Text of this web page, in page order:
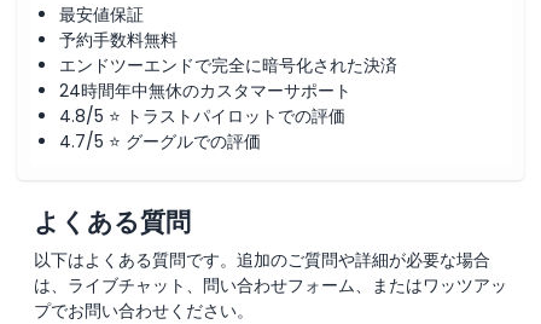
最安値保証
予約手数料無料
エンドツーエンドで完全に暗号化された決済
24時間年中無休のカスタマーサポート
4.8/5 ⭐ トラストパイロットでの評価
4.7/5 ⭐ グーグルでの評価
よくある質問
以下はよくある質問です。追加のご質問や詳細が必要な場合
は、ライブチャット、問い合わせフォーム、またはワッツアッ
プでお問い合わせください。